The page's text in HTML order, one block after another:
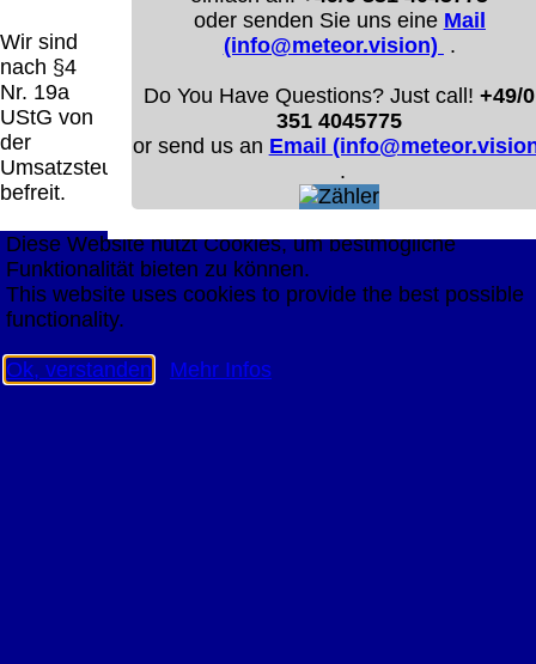
Wir sind
nach §4
Nr. 19a
UStG von
der
Umsatzsteuer
befreit.
oder senden Sie uns eine Mail
(info@meteor.vision) .
Do You Have Questions? Just call!+49/0
351 4045775
or send us an Email
.
Plattform zur Online-Streitbeilegung (OS)
bereit. Die Plattform finden Sie unter
http://ec.europa.eu/consumers/odr/Unsere E-
Mailadresse lautet:
info@meteor.vision.
Seitenanfang
Impressum AGB Widerruf
Datenschutz
Urheberrechte Kontakt
Links
Katalog (PDF) Sitemap
große Anzeige
Diese Website nutzt Cookies, um bestmögliche
Funktionalität bieten zu können.
This website uses cookies to provide the best possible
functionality.
Ok, verstanden Mehr Infos